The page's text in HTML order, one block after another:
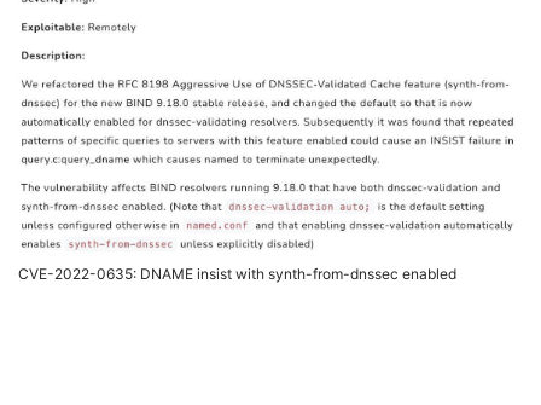
CVE-2022-0635: DNAME insist with synth-from-dnssec enabled